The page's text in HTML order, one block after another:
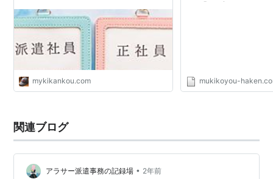
mykikankou.com mukikoyou-
関連ブログ
アラサー派遣事務の記録場 • 2年前